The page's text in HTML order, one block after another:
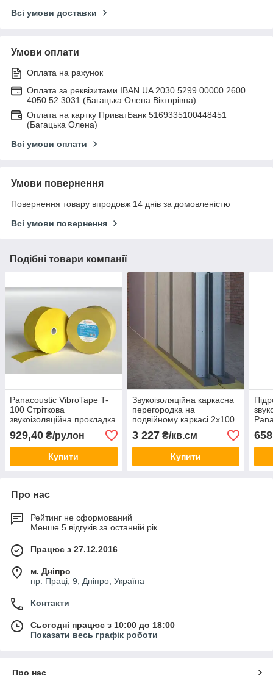
Всі умови доставки
Умови оплати
Оплата на рахунок
Оплата за реквізитами IBAN UA 2030 5299 00000 2600
4050 52 3031 (Багацька Олена Вікторівна)
Оплата на картку ПриватБанк 5169335100448451
(Багацька Олена)
Всі умови оплати
Умови повернення
Повернення товару впродовж 14 днів за домовленістю
Всі умови повернення
Подібні товари компанії
Panacoustic VibroTape T-
100 Стріткова
звукоізоляційна прокладка
929,40 ₴/рулон
Купити
Звукоізоляційна каркасна
перегородка на
подвійному каркасі 2х100
мм
3 227₴/кв.см
Купити
658
Про нас
Рейтинг не сформований
Менше 5 відгуків за останній рік
Працює з 27.12.2016
м. Дніпро
пр. Праці, 9, Дніпро, Україна
Контакти
Сьогодні працює з 10:00 до 18:00
Показати весь графік роботи
Про нас